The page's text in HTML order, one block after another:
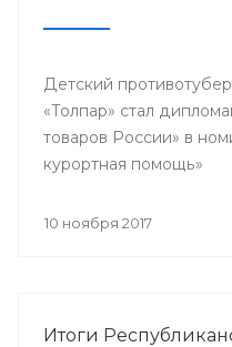
Детский
«Толпар» стал
товаров России» в
курортная помощь»
10 ноября 2017
Итоги